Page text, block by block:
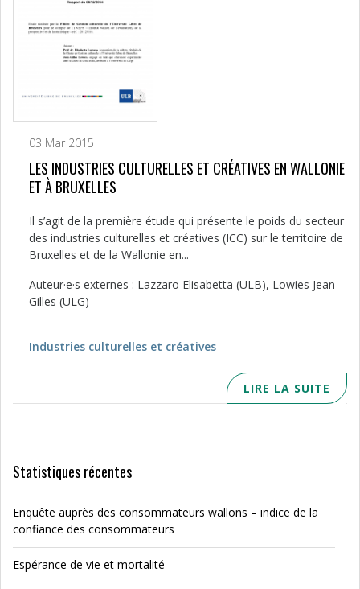
03 Mar 2015
LES INDUSTRIES CULTURELLES ET CRÉATIVES EN WALLONIE
ET À BRUXELLES
Il s’agit de la première étude qui présente le poids du secteur
des industries culturelles et créatives (ICC) sur le territoire de
Bruxelles et de la Wallonie en...
Auteur·e·s externes : Lazzaro Elisabetta (ULB), Lowies Jean-
Gilles (ULG)
Industries culturelles et créatives
LIRE LA SUITE
Statistiques récentes
Enquête auprès des consommateurs wallons – indice de la
confiance des consommateurs
Espérance de vie et mortalité